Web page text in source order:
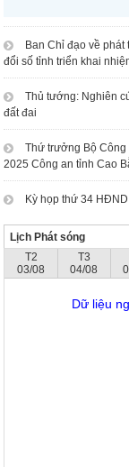
Ban Chỉ đạo về
đổi số tỉnh triển khai
Thủ tướng: Nghiên
đất đai
Thứ trưởng Bộ Công
2025 Công an tỉnh Cao
Kỳ họp thứ 34
Lịch Phát sóng
T2
03/08
T3
04/08
Dữ liệu